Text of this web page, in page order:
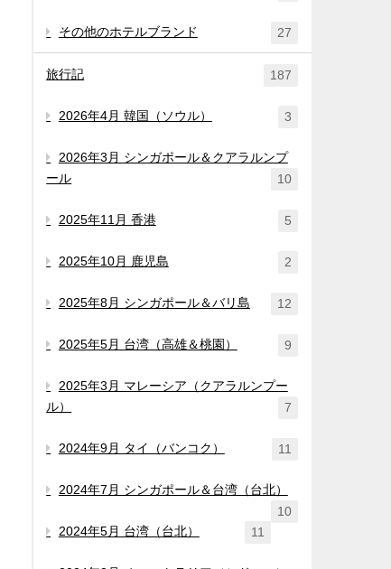
その他のホテルブランド 27
旅行記 187
2026年4月 韓国（ソウル） 3
2026年3月 シンガポール＆クアラルンプ
ール
10
2025年11月 香港 5
2025年10月 鹿児島 2
2025年8月 シンガポール＆バリ島 12
2025年5月 台湾（高雄＆桃園） 9
2025年3月 マレーシア（クアラルンプー
ル）
7
2024年9月 タイ（バンコク） 11
2024年7月 シンガポール＆台湾（台北）
10
2024年5月 台湾（台北）
11